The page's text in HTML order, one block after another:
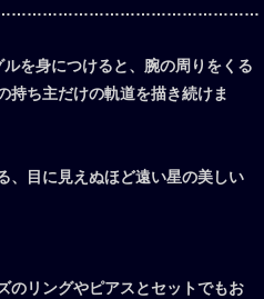
ルを身につけると、腕の周りをくる
持ち主だけの軌道を描き続けま
、目に見えぬほど遠い星の美しい
のリングやピアスとセットでもお